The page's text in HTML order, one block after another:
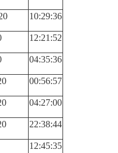
10:29:36
12:21:52
04:35:36
00:56:57
04:27:00
22:38:44
12:45:35